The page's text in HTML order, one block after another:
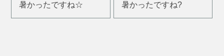
暑かったですね☆ 暑かったですね?